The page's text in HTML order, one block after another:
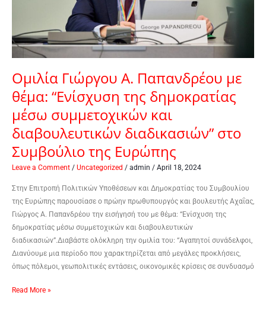
Ομιλία Γιώργου Α. Παπανδρέου με
θέμα: “Ενίσχυση της δημοκρατίας
μέσω συμμετοχικών και
διαβουλευτικών διαδικασιών” στο
Συμβούλιο της Ευρώπης
Leave a Comment / Uncategorized / admin / April 18, 2024
Στην Επιτροπή Πολιτικών Υποθέσεων και Δημοκρατίας του Συμβουλίου
της Ευρώπης παρουσίασε ο πρώην πρωθυπουργός και βουλευτής Αχαΐας,
Γιώργος Α. Παπανδρέου την εισήγησή του με θέμα: “Ενίσχυση της
δημοκρατίας μέσω συμμετοχικών και διαβουλευτικών
διαδικασιών”.Διαβάστε ολόκληρη την ομιλία του: “Αγαπητοί συνάδελφοι,
Διανύουμε μια περίοδο που χαρακτηρίζεται από μεγάλες προκλήσεις,
όπως πόλεμοι, γεωπολιτικές εντάσεις, οικονομικές κρίσεις σε συνδυασμό
συμμετοχικών
και
διαβουλευτικών
διαδικασιών”
στο
Συμβούλιο
της
Ευρώπης
Read More »